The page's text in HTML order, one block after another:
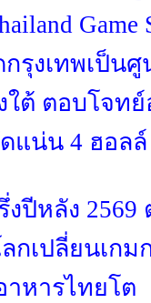
รุงเทพเป็น
ใต้ ตอบโจท
ดแน่น 4 ฮอ
งปีหลัง
กเปลี่ยนเก
หารไทยโต